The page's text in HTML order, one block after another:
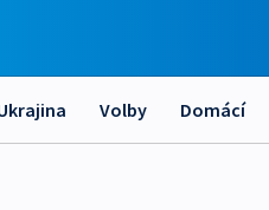
Volby Domácí